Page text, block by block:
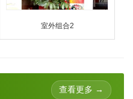
室外组合2
查看更多 →